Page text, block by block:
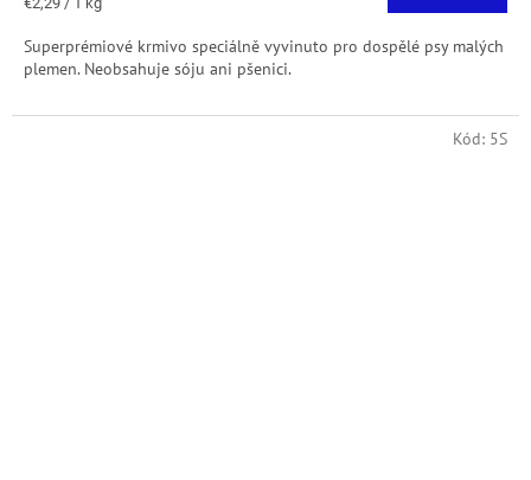
Superprémiové krmivo speciálně vyvinuto pro dospělé psy malých
plemen. Neobsahuje sóju ani pšenici.
Kód: 5S